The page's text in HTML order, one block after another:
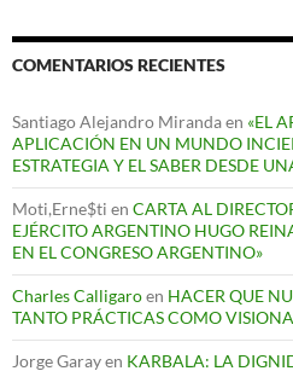
COMENTARIOS RECIENTES
Santiago Alejandro Mirandaen «EL
APLICACIÓN EN UN MUNDO
ESTRATEGIA Y EL SABER DESDE
Moti,Erne$ti en CARTA AL
EJÉRCITO ARGENTINO HUGO
EN EL CONGRESO ARGENTINO»
Charles Calligaroen HACER QUE
TANTO PRÁCTICAS COMO
Jorge Garayen KARBALA: LA